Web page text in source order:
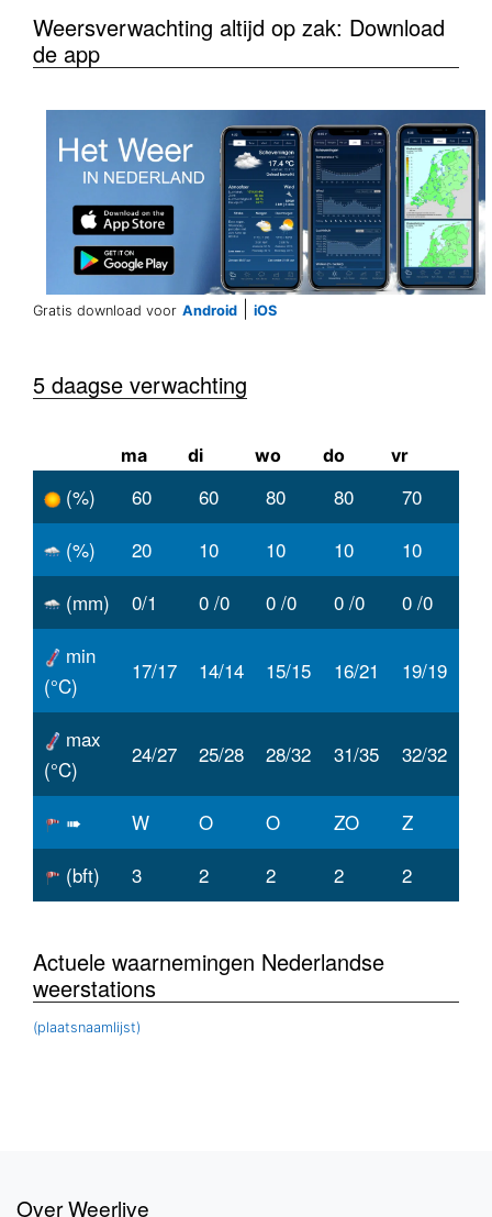
Weersverwachting altijd op zak: Download
de app
Gratis download voor Android iOS
5 daagse verwachting
ma di wo do vr
(%) 60 60 80 80
70
(%)
20 10 10 10
10
(mm)
0/1 0 /0 0 /0 0 /0
0 /0
min
(°C)
17/17 14/14 15/15 16/21 19/19
max
(°C)
24/27 25/28 28/32 31/35 32/32
➠ W O O ZO
Z
(bft)
3 2 2 2 2
Actuele waarnemingen Nederlandse
weerstations
(plaatsnaamlijst)
Over Weerlive